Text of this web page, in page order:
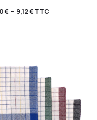
€ – 9,12€TTC